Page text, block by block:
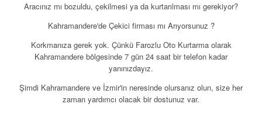
Aracınız mı bozuldu, çekilmesi ya da kurtarılması mı gerekiyor?
Kahramandere'de Çekici firması mı Arıyorsunuz ?
Korkmanıza gerek yok. Çünkü Farozlu Oto Kurtarma olarak
Kahramandere bölgesinde 7 gün 24 saat bir telefon kadar
yanınızdayız.
Şimdi Kahramandere ve İzmir'in neresinde olursanız olun, size her
zaman yardımcı olacak bir dostunuz var.